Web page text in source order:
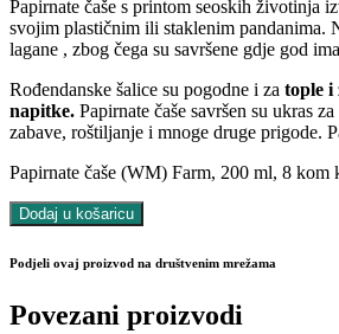
Papirnate čaše s printom seoskih životinja
svojim plastičnim ili staklenim pandanima.
lagane , zbog čega su savršene gdje god
Rođendanske šalice su pogodne i za tople i
napitke. Papirnate čaše savršen su ukras
zabave, roštiljanje i mnoge druge prigode.
Papirnate čaše (WM) Farm, 200 ml, 8 kom
Dodaj u košaricu
Podjeli ovaj proizvod na društvenim mrežama
Povezani proizvodi